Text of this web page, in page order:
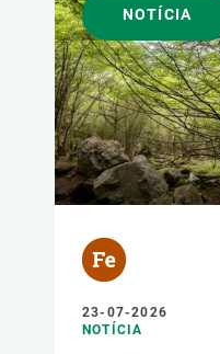
NOTÍCIA
23-07-2026
NOTÍCIA